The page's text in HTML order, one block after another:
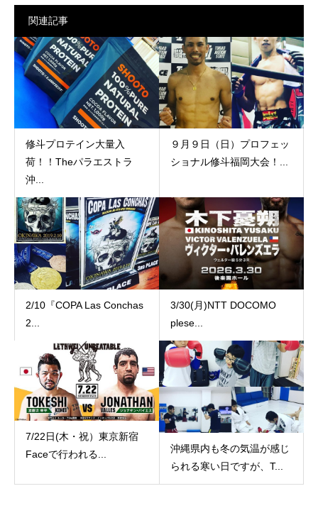
関連記事
修斗プロテイン大量入
荷！！Theパラエストラ
沖...
９月９日（日）プロフェッ
ショナル修斗福岡大会！...
2/10『COPA Las Conchas
2...
3/30(月)NTT DOCOMO
plese...
7/22日(木・祝）東京新宿
Faceで行われる...
沖縄県内も冬の気温が感じ
られる寒い日ですが、T...